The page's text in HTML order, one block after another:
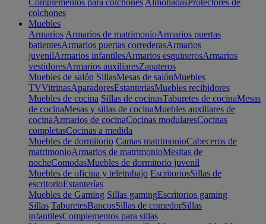
Complementos para colchones AlmohadasProtectores de
colchones
Muebles
Armarios Armarios de matrimonioArmarios puertas
batientesArmarios puertas correderasArmarios
juvenilArmarios infantilesArmarios esquinerosArmarios
vestidoresArmarios auxiliaresZapateros
Muebles de salón SillasMesas de salónMuebles
TVVitrinasAparadoresEstanteriasMuebles recibidores
Muebles de cocina Sillas de cocinasTaburetes de cocinaMesas
de cocinaMesas y sillas de cocinaMuebles auxiliares de
cocinaArmarios de cocinaCocinas modularesCocinas
completasCocinas a medida
Muebles de dormitorio Camas matrimonioCabeceros de
matrimonioArmarios de matrimonioMesitas de
nocheComodasMuebles de dormitorio juvenil
Muebles de oficina y teletrabajo EscritoriosSillas de
escritorioEstanterías
Muebles de Gaming Sillas gamingEscritorios gaming
Sillas TaburetesBancosSillas de comedorSillas
infantilesComplementos para sillas